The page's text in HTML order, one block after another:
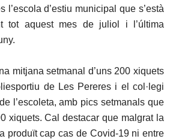
l’escola d’estiu municipal que s’està
tot aquest mes de juliol i l’última
mitjana setmanal d’uns 200 xiquets
de Les Pereres i el col·legi
l’escoleta, amb pics setmanals que
xiquets. Cal destacar que malgrat la
produït cap cas de Covid-19 ni entre